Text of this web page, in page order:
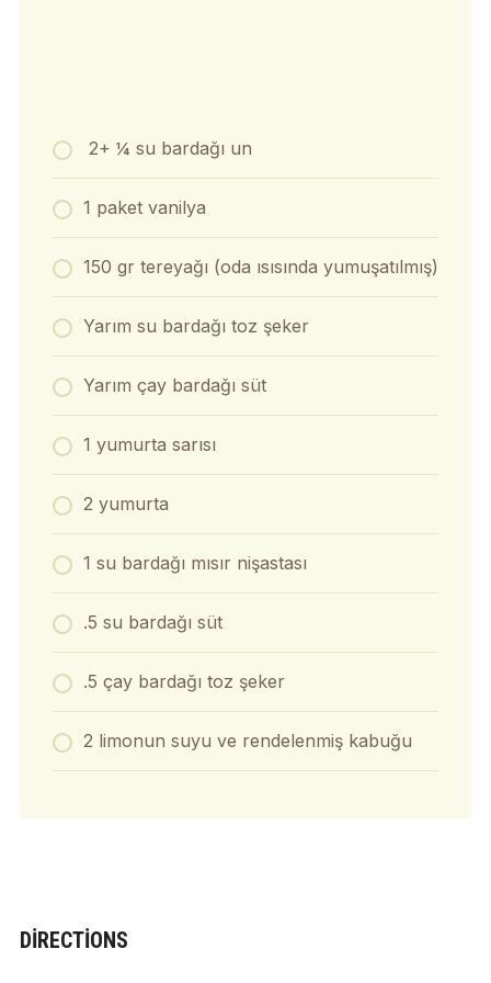
2+ ¼ su bardağı un
1 paket vanilya
150 gr tereyağı (oda ısısında yumuşatılmış)
Yarım su bardağı toz şeker
Yarım çay bardağı süt
1 yumurta sarısı
2 yumurta
1 su bardağı mısır nişastası
.5 su bardağı süt
.5 çay bardağı toz şeker
2 limonun suyu ve rendelenmiş kabuğu
DIRECTIONS